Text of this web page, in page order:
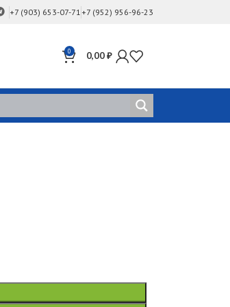
+7 (903) 653-07-71 +7 (952) 956-96-23
0 0,00₽